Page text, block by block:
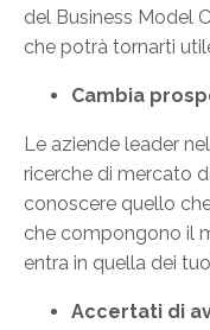
del Business Model
che potrà tornarti
Cambia
Le aziende leader
ricerche di mercato
conoscere quello
che compongono il
entra in quella dei
Accertati di